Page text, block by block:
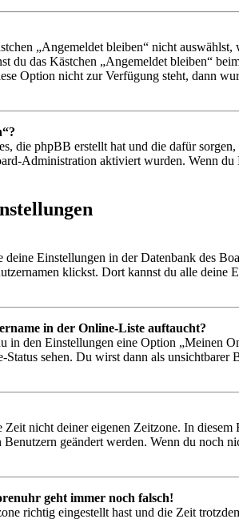
„Angemeldet bleiben“ nicht
du das Kästchen „Angemeldet bleiben“
Option nicht zur Verfügung steht, dann
die phpBB erstellt hat und die dafür
Administration aktiviert wurden. Wenn
Einstellungen in der Datenbank des
klickst. Dort kannst du alle deine
in der Online-Liste auftaucht?
in den Einstellungen eine Option „Meinen
sehen. Du wirst dann als unsichtbarer
nicht deiner eigenen Zeitzone. In
geändert werden. Wenn du noch
geht immer noch falsch!
richtig eingestellt hast und die Zeit